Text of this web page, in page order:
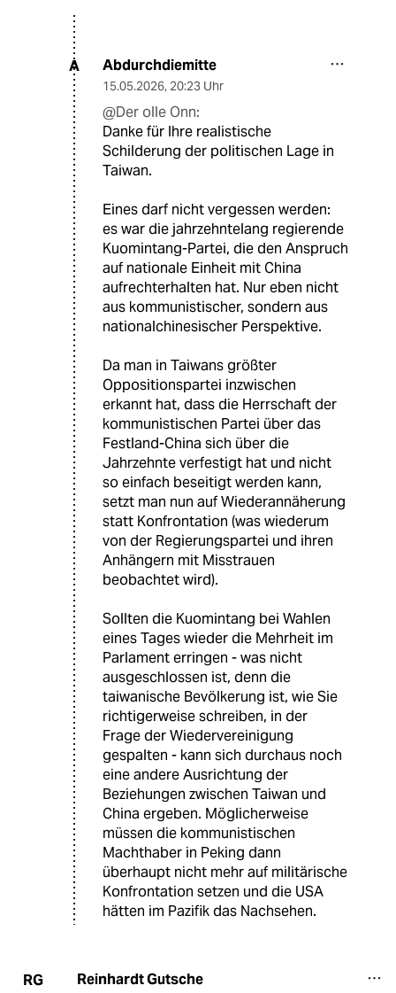
A Abdurchdiemitte
15.05.2026, 20:23 Uhr
@Der olle Onn:
Danke für Ihre realistische
Schilderung der politischen Lage in
Taiwan.
Eines darf nicht vergessen werden:
es war die jahrzehntelang regierende
Kuomintang-Partei, die den Anspruch
auf nationale Einheit mit China
aufrechterhalten hat. Nur eben nicht
aus kommunistischer, sondern aus
nationalchinesischer Perspektive.
Da man in Taiwans größter
Oppositionspartei inzwischen
erkannt hat, dass die Herrschaft der
kommunistischen Partei über das
Festland-China sich über die
Jahrzehnte verfestigt hat und nicht
so einfach beseitigt werden kann,
setzt man nun auf Wiederannäherung
statt Konfrontation (was wiederum
von der Regierungspartei und ihren
Anhängern mit Misstrauen
beobachtet wird).
Sollten die Kuomintang bei Wahlen
eines Tages wieder die Mehrheit im
Parlament erringen - was nicht
ausgeschlossen ist, denn die
taiwanische Bevölkerung ist, wie Sie
richtigerweise schreiben, in der
Frage der Wiedervereinigung
gespalten - kann sich durchaus noch
eine andere Ausrichtung der
Beziehungen zwischen Taiwan und
China ergeben. Möglicherweise
müssen die kommunistischen
Machthaber in Peking dann
überhaupt nicht mehr auf militärische
Konfrontation setzen und die USA
hätten im Pazifik das Nachsehen.
RG Reinhardt Gutsche